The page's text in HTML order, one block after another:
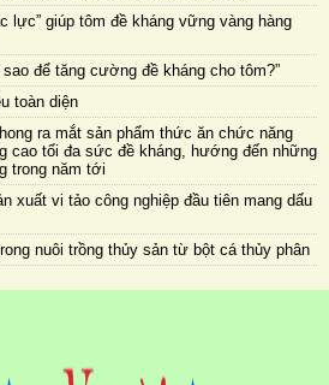
lực” giúp tôm đề kháng vững vàng hàng
để tăng cường đề kháng cho tôm?”
toàn diện
ra mắt sản phẩm thức ăn chức năng
cao tối đa sức đề kháng, hướng đến những
trong năm tới
xuất vi tảo công nghiệp đầu tiên mang dấu
nuôi trồng thủy sản từ bột cá thủy phân